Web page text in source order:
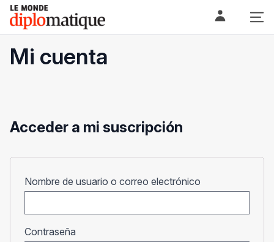
Skip
content
Le monde diplomatique
Mi cuenta
Acceder a mi suscripción
Nombre de usuario o correo electrónico
Contraseña